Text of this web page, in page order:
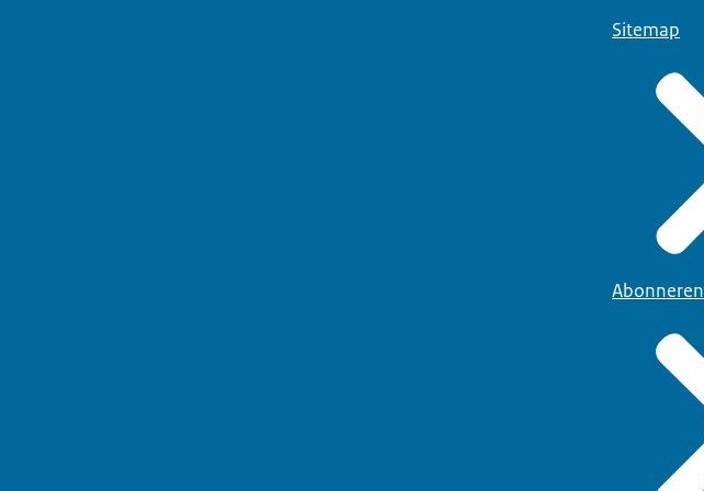
Sitemap
Abonneren